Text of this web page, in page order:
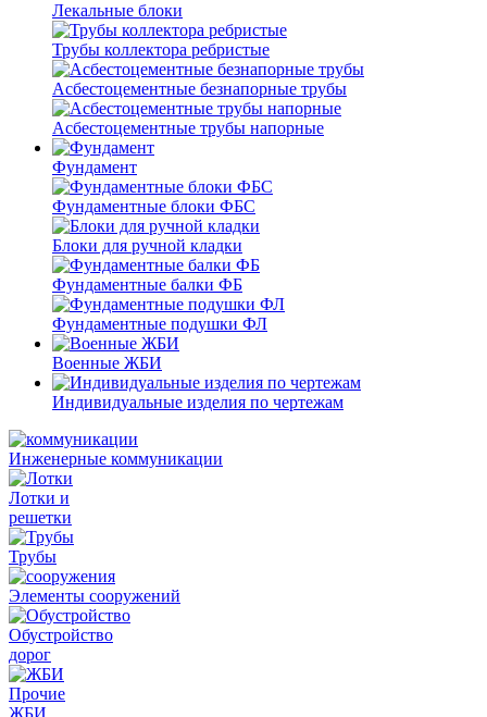
Лекальные блоки
Трубы коллектора ребристые
Асбестоцементные безнапорные трубы
Асбестоцементные трубы напорные
Фундамент
Фундаментные блоки ФБС
Блоки для ручной кладки
Фундаментные балки ФБ
Фундаментные подушки ФЛ
Военные ЖБИ
Индивидуальные изделия по чертежам
Инженерные коммуникации
Лотки и
решетки
Трубы
Элементы сооружений
Обустройство
дорог
Прочие